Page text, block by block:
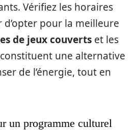
Vérifiez les horaires
pour la meilleure
de jeux couverts et les
une alternative
de l’énergie, tout en
un programme culturel